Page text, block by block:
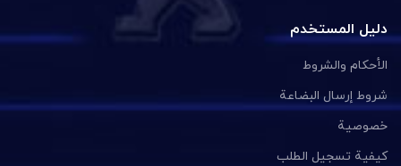
دليل المستخدم
الأحكام والشروط
شروط إرسال البضاعة
خصوصية
كيفية تسجيل الطلب